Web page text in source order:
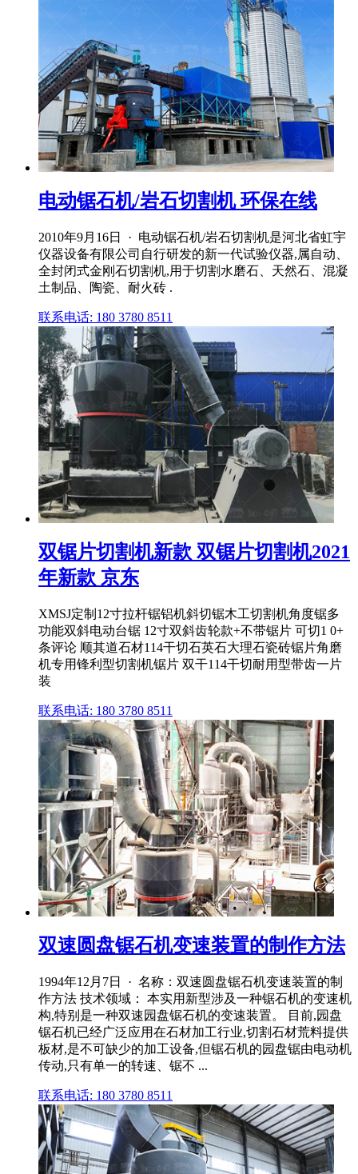
电动锯石机/岩石切割机 环保在线
2010年9月16日 · 电动锯石机/岩石切割机是河北省虹宇
仪器设备有限公司自行研发的新一代试验仪器,属自动、
全封闭式金刚石切割机,用于切割水磨石、天然石、混凝
土制品、陶瓷、耐火砖 .
联系电话: 180 3780 8511
双锯片切割机新款 双锯片切割机2021
年新款 京东
XMSJ定制12寸拉杆锯铝机斜切锯木工切割机角度锯多
功能双斜电动台锯 12寸双斜齿轮款+不带锯片 可切1 0+
条评论 顺其道石材114干切石英石大理石瓷砖锯片角磨
机专用锋利型切割机锯片 双干114干切耐用型带齿一片
装
联系电话: 180 3780 8511
双速圆盘锯石机变速装置的制作方法
1994年12月7日 · 名称：双速圆盘锯石机变速装置的制
作方法 技术领域： 本实用新型涉及一种锯石机的变速机
构,特别是一种双速园盘锯石机的变速装置。 目前,园盘
锯石机已经广泛应用在石材加工行业,切割石材荒料提供
板材,是不可缺少的加工设备,但锯石机的园盘锯由电动机
传动,只有单一的转速、锯不 ...
联系电话: 180 3780 8511